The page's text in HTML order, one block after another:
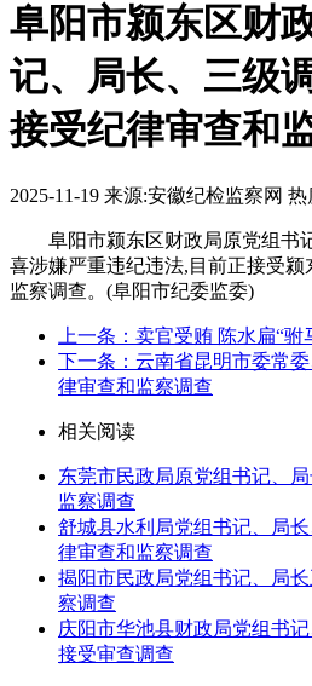
阜阳市颍东区财
记、局长、三级
接受纪律审查和
2025-11-19 来源:安徽纪检监察网 热
阜阳市颍东区财政局原党组书
喜涉嫌严重违纪违法,目前正接受
监察调查。(阜阳市纪委监委)
上一条：卖官受贿 陈水扁“驸
下一条：云南省昆明市委常
律审查和监察调查
相关阅读
东莞市民政局原党组书记、
监察调查
舒城县水利局党组书记、局
律审查和监察调查
揭阳市民政局党组书记、局
察调查
庆阳市华池县财政局党组书
接受审查调查